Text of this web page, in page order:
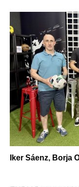
Iker Sáenz, Borja